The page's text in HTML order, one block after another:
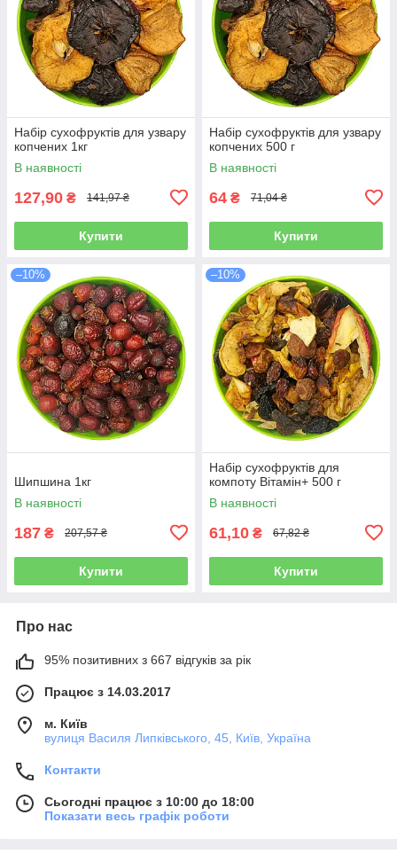
Набір сухофруктів для узвару
копчених 1кг
В наявності
127,90 ₴ 141,97 ₴
Купити
Набір сухофруктів для узвару
копчених 500 г
В наявності
64 ₴ 71,04 ₴
Купити
–10%
Шипшина 1кг
В наявності
187 ₴ 207,57 ₴
Купити
–10%
Набір сухофруктів для
компоту Вітамін+ 500 г
В наявності
61,10 ₴ 67,82 ₴
Купити
Про нас
95% позитивних з 667 відгуків за рік
Працює з 14.03.2017
м. Київ
вулиця Василя Липківського, 45, Київ, Україна
Контакти
Сьогодні працює з 10:00 до 18:00
Показати весь графік роботи